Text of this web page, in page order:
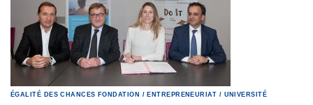
ÉGALITÉ DES CHANCES FONDATION / ENTREPRENEURIAT / UNIVERSITÉ